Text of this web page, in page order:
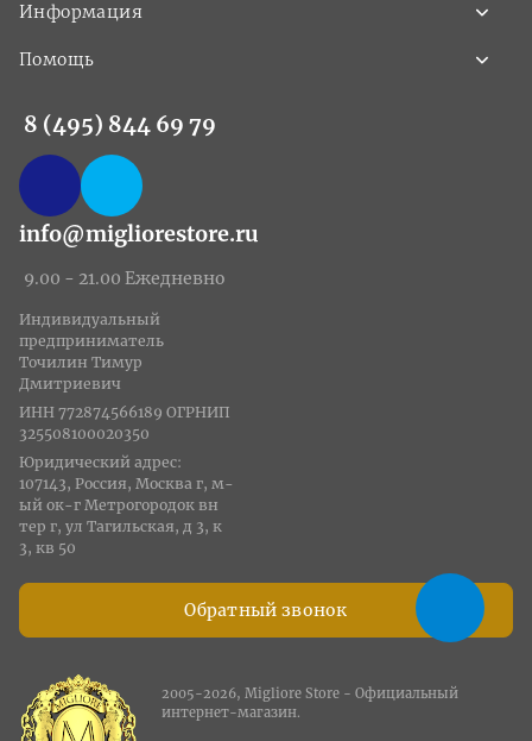
Информация
Помощь
8 (495) 844 69 79
info@migliorestore.ru
9.00 - 21.00 Ежедневно
Обратный звонок
Индивидуальный
предприниматель
Точилин Тимур
Дмитриевич
ИНН 772874566189 ОГРНИП
325508100020350
Юридический адрес:
107143, Россия, Москва г, м-
ый ок-г Метрогородок вн
тер г, ул Тагильская, д 3, к
3, кв 50
2005-2026, Migliore Store - Официальный
интернет-магазин.